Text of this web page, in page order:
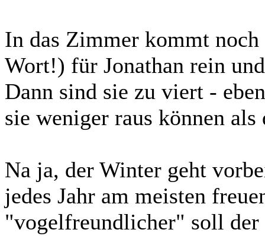
In das Zimmer kommt
Wort!) für Jonathan rein
Dann sind sie zu viert -
sie weniger raus können als
Na ja, der Winter geht
jedes Jahr am meisten
"vogelfreundlicher" soll der